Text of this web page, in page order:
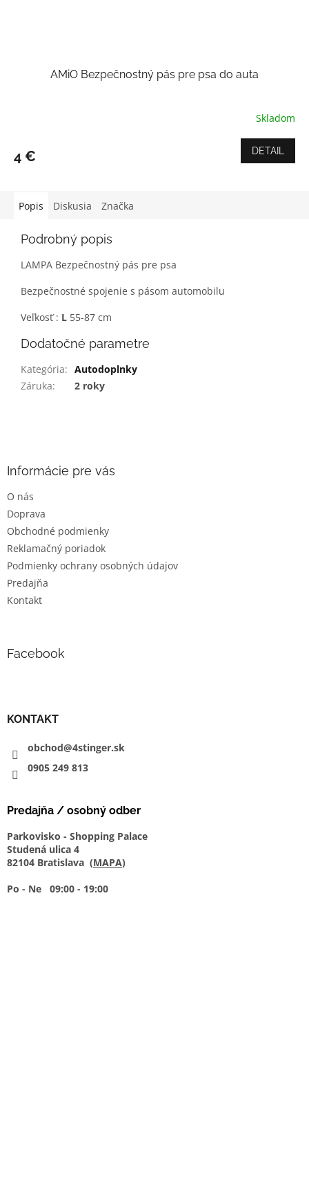
AMiO Bezpečnostný pás pre psa do auta
je
hviezdičiek.
Skladom
4 € DETAIL
Popis Diskusia Značka
Podrobný popis
LAMPA Bezpečnostný pás pre psa
Bezpečnostné spojenie s pásom automobilu
Veľkosť : L 55-87 cm
Dodatočné parametre
Kategória: Autodoplnky
Záruka: 2 roky
Informácie pre vás
O nás
Doprava
Obchodné podmienky
Reklamačný poriadok
Podmienky ochrany osobných údajov
Predajňa
Kontakt
Facebook
KONTAKT
obchod@4stinger.sk
0905 249 813
Predajňa / osobný odber
Parkovisko - Shopping Palace
Studená ulica 4
82104 Bratislava (MAPA)
Po - Ne 09:00 - 19:00